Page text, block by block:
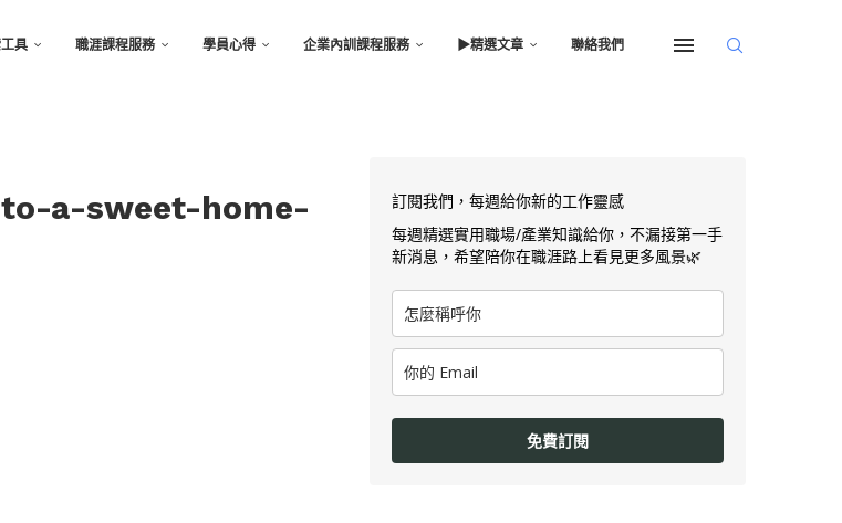
具 職涯課程服務 學員心得 企業內訓課程服務 ▶︎精選文章 聯絡我們
a-sweet-home-
訂閱我們，每週給你新的工作靈感
每週精選實用職場/產業知識給你，不漏接第一手
新消息，希望陪你在職涯路上看見更多風景🌿
免費訂閱